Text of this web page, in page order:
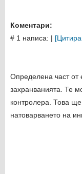
Коментари:
# 1 написа: |
Определена част от
захранванията. Те
контролера. Това
натоварването на